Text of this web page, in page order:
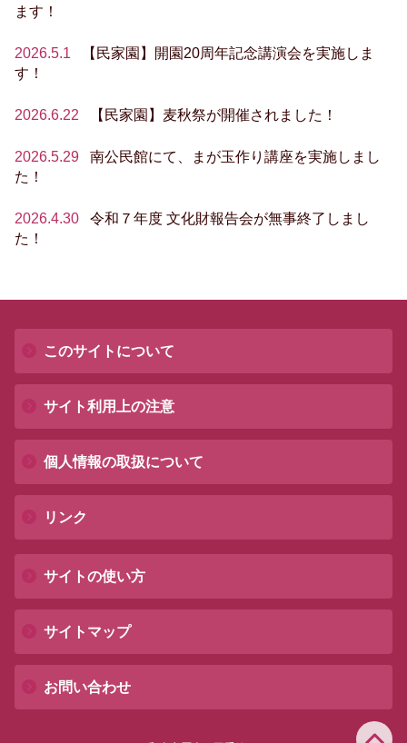
ます！
2026.5.1
【民家園】開園20周年記念講演会を実施しま
す！
2026.6.22 【民家園】麦秋祭が開催されました！
2026.5.29
南公民館にて、まが玉作り講座を実施しまし
た！
2026.4.30
令和７年度 文化財報告会が無事終了しまし
た！
このサイトについて
サイト利用上の注意
個人情報の取扱について
リンク
サイトの使い方
サイトマップ
お問い合わせ